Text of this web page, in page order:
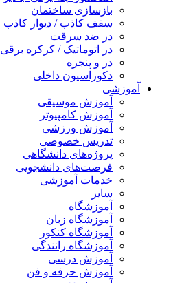
بازسازی ساختمان
سقف کاذب / دیوار کاذب
در ضد سرقت
در اتوماتیک / کرکره برقی
در و پنجره
دکوراسیون داخلی
آموزشی
آموزش موسیقی
آموزش کامپیوتر
آموزش ورزشی
تدریس خصوصی
پروژه‌های دانشگاهی
فرصت‌های دانشجویی
خدمات آموزشی
سایر
آموزشگاه
آموزشگاه زبان
آموزشگاه کنکور
آموزشگاه رانندگی
آموزش درسی
آموزش حرفه و فن